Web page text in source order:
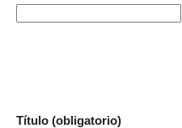
Título (obligatorio)